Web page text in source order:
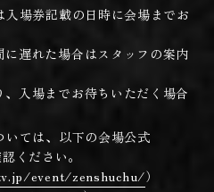
場券記載の日時に会場までお
に遅れた場合はスタッフの案内
入場までお待ちいただく場合
ては、以下の会場公式
ください。
event/zenshuchu/）